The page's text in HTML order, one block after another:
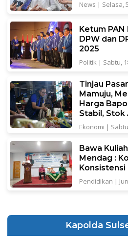
News | Selasa,
Ketum
DPW dan
2025
Politik | Sabtu,
Tinjau
Mamuju,
Harga
Stabil, Stok
Ekonomi |
Bawa
Mendag :
Konsistensi
Pendidikan |
Kapolda